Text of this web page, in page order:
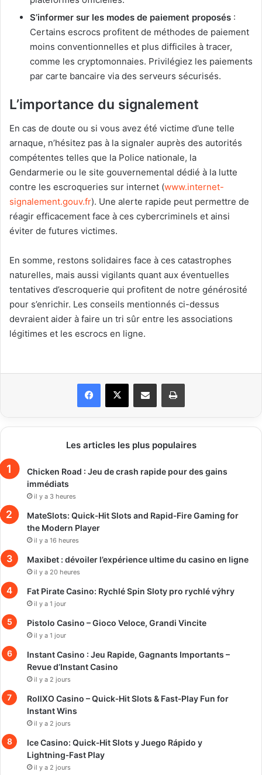
S’informer sur les modes de paiement proposés :
Certains escrocs profitent de méthodes de paiement
moins conventionnelles et plus difficiles à tracer,
comme les cryptomonnaies. Privilégiez les paiements
par carte bancaire via des serveurs sécurisés.
L’importance du signalement
En cas de doute ou si vous avez été victime d’une telle
arnaque, n’hésitez pas à la signaler auprès des autorités
compétentes telles que la Police nationale, la
Gendarmerie ou le site gouvernemental dédié à la lutte
contre les escroqueries sur internet (www.internet-
signalement.gouv.fr). Une alerte rapide peut permettre de
réagir efficacement face à ces cybercriminels et ainsi
éviter de futures victimes.
En somme, restons solidaires face à ces catastrophes
naturelles, mais aussi vigilants quant aux éventuelles
tentatives d’escroquerie qui profitent de notre générosité
pour s’enrichir. Les conseils mentionnés ci-dessus
devraient aider à faire un tri sûr entre les associations
légitimes et les escrocs en ligne.
Facebook
X Partager par email Imprimer
Les articles les plus populaires
Chicken Road : Jeu de crash rapide pour des gains
immédiats
il y a 3 heures
MateSlots: Quick‑Hit Slots and Rapid‑Fire Gaming for
the Modern Player
il y a 16 heures
Maxibet : dévoiler l’expérience ultime du casino en ligne
il y a 20 heures
Fat Pirate Casino: Rychlé Spin Sloty pro rychlé výhry
il y a 1 jour
Pistolo Casino – Gioco Veloce, Grandi Vincite
il y a 1 jour
Instant Casino : Jeu Rapide, Gagnants Importants –
Revue d’Instant Casino
il y a 2 jours
RollXO Casino – Quick‑Hit Slots & Fast‑Play Fun for
Instant Wins
il y a 2 jours
Ice Casino: Quick‑Hit Slots y Juego Rápido y
Lightning‑Fast Play
il y a 2 jours